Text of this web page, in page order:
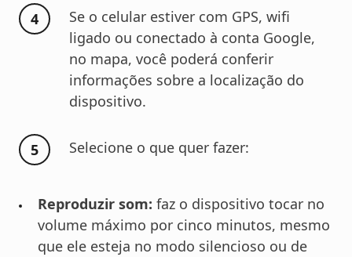
Se o celular estiver com GPS, wifi
ligado ou conectado à conta Google,
no mapa, você poderá conferir
informações sobre a localização do
dispositivo.
Selecione o que quer fazer:
Reproduzir som: faz o dispositivo tocar no
volume máximo por cinco minutos, mesmo
que ele esteja no modo silencioso ou de